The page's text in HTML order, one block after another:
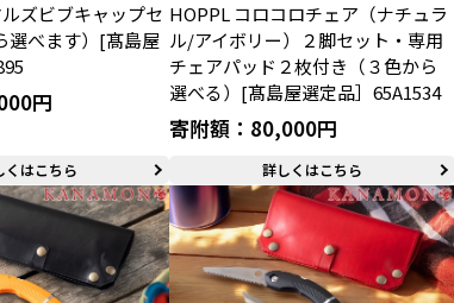
ズビブキャップセ
選べます）[髙島屋
円
くはこちら
HOPPL コロコロチェア（ナチュラ
ル/アイボリー）２脚セット・専用
チェアパッド２枚付き（３色から
選べる）[髙島屋選定品］65A1534
寄附額：80,000円
詳しくはこちら